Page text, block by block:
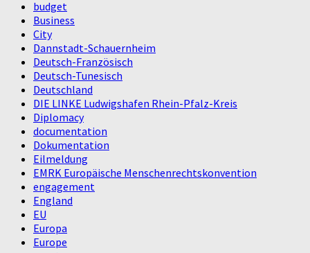
budget
Business
City
Dannstadt-Schauernheim
Deutsch-Französisch
Deutsch-Tunesisch
Deutschland
DIE LINKE Ludwigshafen Rhein-Pfalz-Kreis
Diplomacy
documentation
Dokumentation
Eilmeldung
EMRK Europäische Menschenrechtskonvention
engagement
England
EU
Europa
Europe